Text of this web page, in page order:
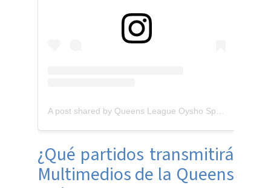
¿Qué partidos transmitirá
Multimedios de la Queens